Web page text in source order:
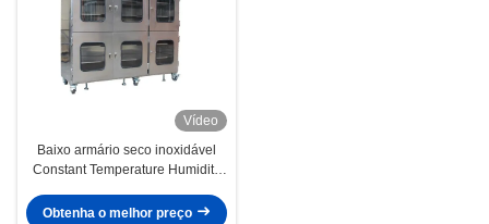
Vídeo
Baixo armário seco inoxidável
Constant Temperature Humidity
Obtenha o melhor preço